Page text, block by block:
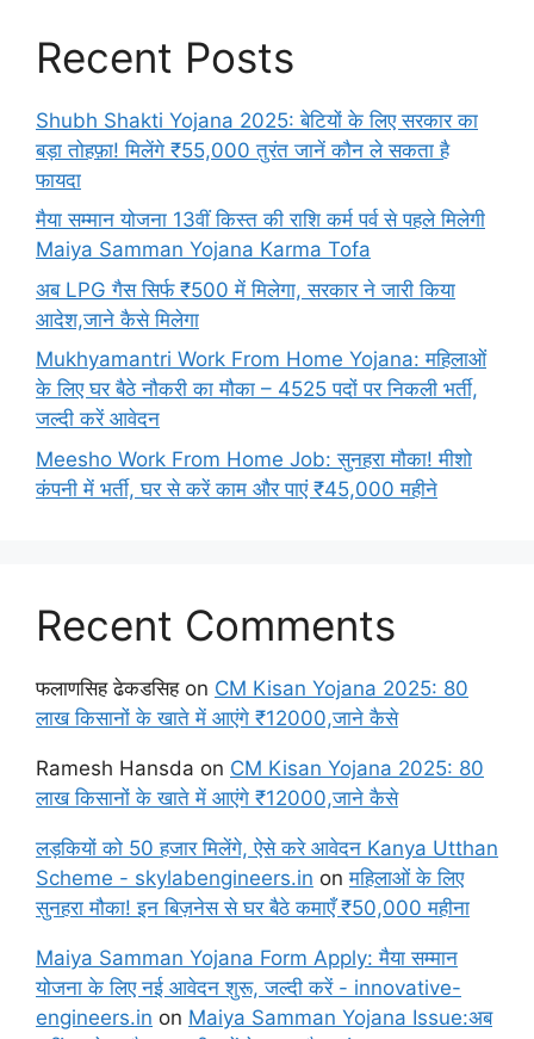
Recent Posts
Shubh Shakti Yojana 2025: बेटियों के लिए सरकार का
बड़ा तोहफ़ा! मिलेंगे ₹55,000 तुरंत जानें कौन ले सकता है
फायदा
मैया सम्मान योजना 13वीं किस्त की राशि कर्म पर्व से पहले मिलेगी
Maiya Samman Yojana Karma Tofa
अब LPG गैस सिर्फ ₹500 में मिलेगा, सरकार ने जारी किया
आदेश,जाने कैसे मिलेगा
Mukhyamantri Work From Home Yojana: महिलाओं
के लिए घर बैठे नौकरी का मौका – 4525 पदों पर निकली भर्ती,
जल्दी करें आवेदन
Meesho Work From Home Job: सुनहरा मौका! मीशो
कंपनी में भर्ती, घर से करें काम और पाएं ₹45,000 महीने
Recent Comments
फलाणसिह ढेकडसिहon CM Kisan Yojana 2025: 80
लाख किसानों के खाते में आएंगे ₹12000,जाने कैसे
Ramesh Hansda on CM Kisan Yojana 2025: 80
लाख किसानों के खाते में आएंगे ₹12000,जाने कैसे
लड़कियों को 50 हजार मिलेंगे, ऐसे करे आवेदन Kanya Utthan
Scheme - skylabengineers.in onमहिलाओं के लिए
सुनहरा मौका! इन बिज़नेस से घर बैठे कमाएँ ₹50,000 महीना
Maiya Samman Yojana Form Apply: मैया सम्मान
योजना के लिए नई आवेदन शुरू, जल्दी करें - innovative-
engineers.in on Maiya Samman Yojana Issue:अब